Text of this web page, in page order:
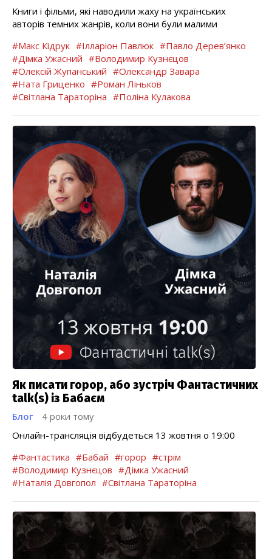
Книги і фільми, які наводили жаху на українських
авторів темних жанрів, коли вони були малими
#Макс Кідрук #Ілларіон Павлюк #Павло Дерев’янко
#Дімка Ужасний #Володимир Кузнєцов
#Олексій Жупанський #Олександр Завара
#Ната Гриценко #Роман Ліньков
#Світлана Тараторіна #Поліна Кулакова
Як писати горор, або зустріч Фантастичних
talk(s) із Бабаєм
Блог
4 роки тому
Онлайн-трансляція відбудеться 13 жовтня о 19:00
#Фантастика #Бабай #горор #стрім
#Володимир Кузнєцов #Дімка Ужасний
#Наталія Довгопол #Світлана Тараторіна